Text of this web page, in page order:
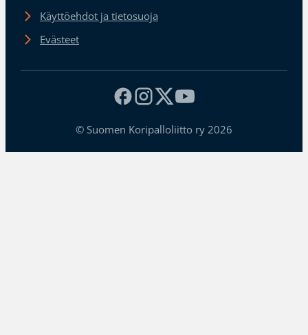
Käyttöehdot ja tietosuoja
Evästeet
© Suomen Koripalloliitto ry 2026